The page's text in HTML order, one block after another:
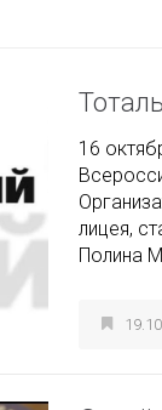
16
лицея,
Полина